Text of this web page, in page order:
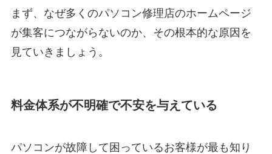
まず、なぜ多くのパソコン修理店のホームページ
が集客につながらないのか、その根本的な原因を
見ていきましょう。
料金体系が不明確で不安を与えている
パソコンが故障して困っているお客様が最も知り